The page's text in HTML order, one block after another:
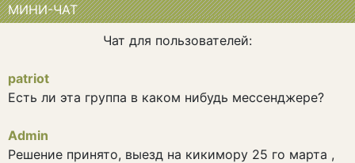
МИНИ-ЧАТ
Чат для пользователей:
patriot
Есть ли эта группа в каком нибудь мессенджере?
Admin
Решение принято, выезд на кикимору 25 го марта ,